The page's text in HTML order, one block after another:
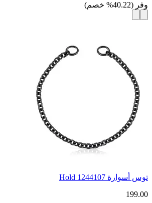
وفر (
40.22
% خصم)
توس أسوارة Hold 1244107
199.00